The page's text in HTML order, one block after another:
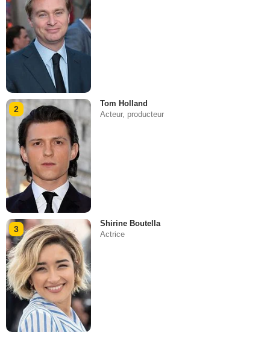
2
Tom Holland
Acteur, producteur
3
Shirine Boutella
Actrice